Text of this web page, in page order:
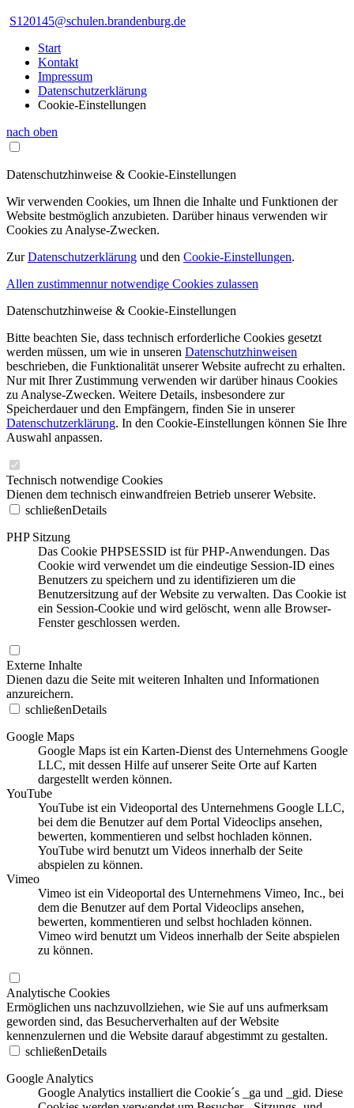
S120145@schulen.brandenburg.de
Start
Kontakt
Impressum
Datenschutzerklärung
Cookie-Einstellungen
nach oben
Datenschutzhinweise & Cookie-Einstellungen
Wir verwenden Cookies, um Ihnen die Inhalte und Funktionen der
Website bestmöglich anzubieten. Darüber hinaus verwenden wir
Cookies zu Analyse-Zwecken.
ZurDatenschutzerklärung und den Cookie-Einstellungen.
Allen zustimmennur notwendige Cookies zulassen
Datenschutzhinweise & Cookie-Einstellungen
Bitte beachten Sie, dass technisch erforderliche Cookies gesetzt
werden müssen, um wie in unseren Datenschutzhinweisen
beschrieben, die Funktionalität unserer Website aufrecht zu erhalten.
Nur mit Ihrer Zustimmung verwenden wir darüber hinaus Cookies
zu Analyse-Zwecken. Weitere Details, insbesondere zur
Speicherdauer und den Empfängern, finden Sie in unserer
Datenschutzerklärung. In den Cookie-Einstellungen können Sie Ihre
Auswahl anpassen.
Technisch notwendige Cookies
Dienen dem technisch einwandfreien Betrieb unserer Website.
schließenDetails
PHP Sitzung
Das Cookie PHPSESSID ist für PHP-Anwendungen. Das
Cookie wird verwendet um die eindeutige Session-ID eines
Benutzers zu speichern und zu identifizieren um die
Benutzersitzung auf der Website zu verwalten. Das Cookie ist
ein Session-Cookie und wird gelöscht, wenn alle Browser-
Fenster geschlossen werden.
Externe Inhalte
Dienen dazu die Seite mit weiteren Inhalten und Informationen
anzureichern.
schließenDetails
Google Maps
Google Maps ist ein Karten-Dienst des Unternehmens Google
LLC, mit dessen Hilfe auf unserer Seite Orte auf Karten
dargestellt werden können.
YouTube
YouTube ist ein Videoportal des Unternehmens Google LLC,
bei dem die Benutzer auf dem Portal Videoclips ansehen,
bewerten, kommentieren und selbst hochladen können.
YouTube wird benutzt um Videos innerhalb der Seite
abspielen zu können.
Vimeo
Vimeo ist ein Videoportal des Unternehmens Vimeo, Inc., bei
dem die Benutzer auf dem Portal Videoclips ansehen,
bewerten, kommentieren und selbst hochladen können.
Vimeo wird benutzt um Videos innerhalb der Seite abspielen
zu können.
Analytische Cookies
Ermöglichen uns nachzuvollziehen, wie Sie auf uns aufmerksam
geworden sind, das Besucherverhalten auf der Website
kennenzulernen und die Website darauf abgestimmt zu gestalten.
schließenDetails
Google Analytics
Google Analytics installiert die Cookie´s _ga und _gid. Diese